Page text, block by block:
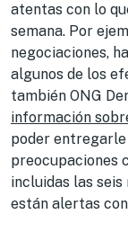
atentas con lo
semana. Por
negociaciones,
algunos de los
también ONG
información
poder entregarle
preocupaciones
incluidas las
están alertas